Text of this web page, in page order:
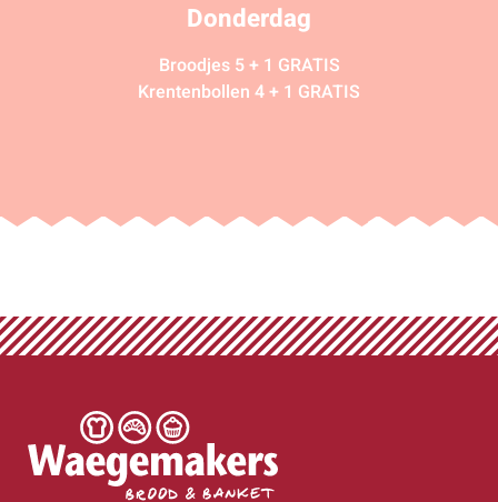
Donderdag
Broodjes 5 + 1 GRATIS
Krentenbollen 4 + 1 GRATIS